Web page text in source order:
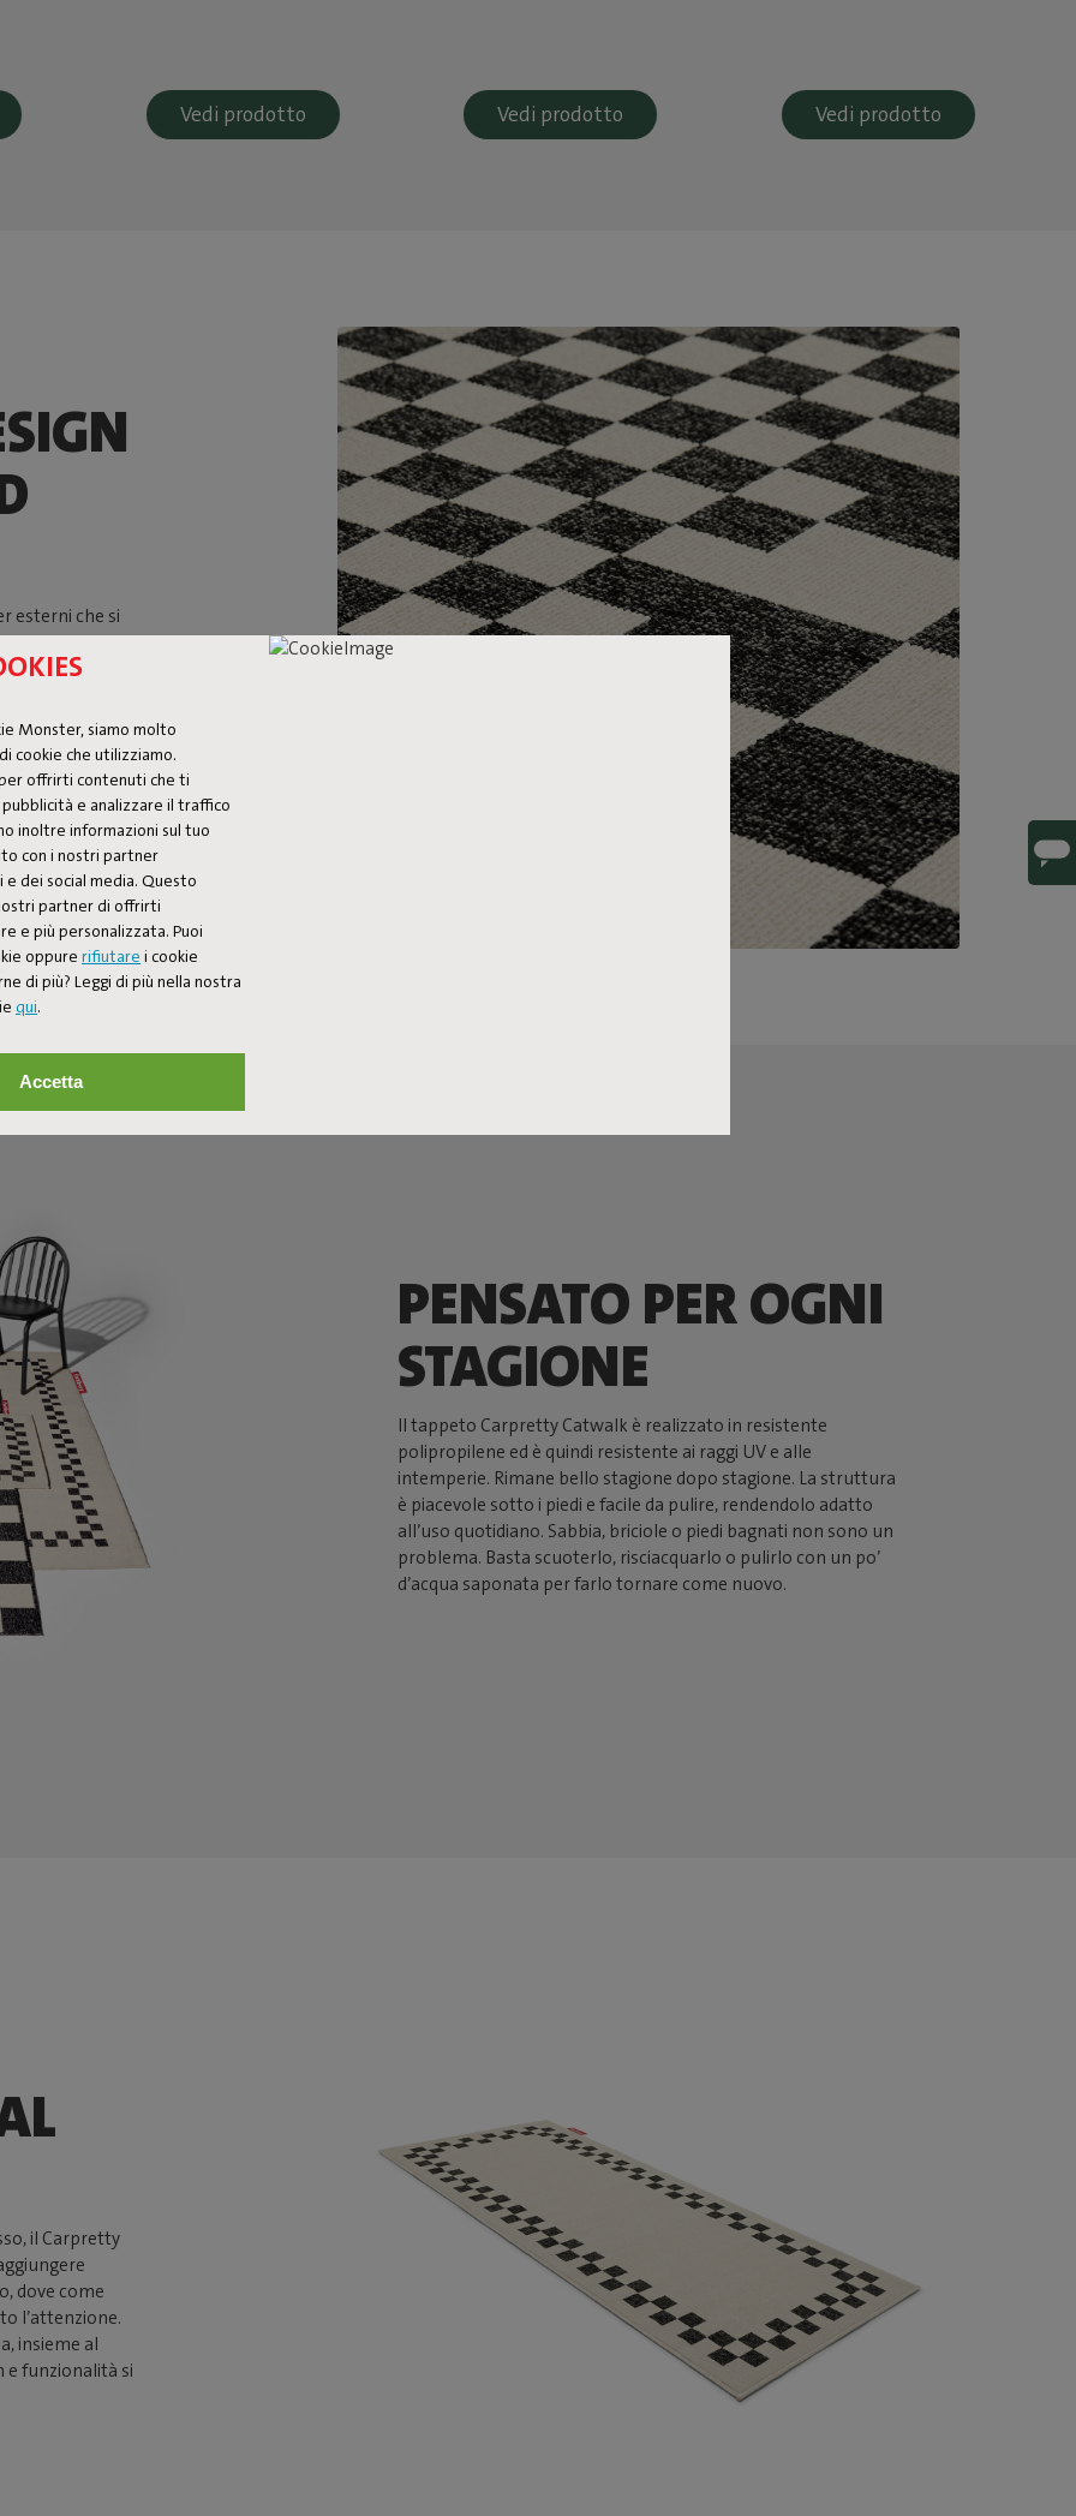
Monster, siamo molto
cookie che utilizziamo.
offrirti contenuti che ti
e analizzare il traffico
inoltre informazioni sul tuo
con i nostri partner
e dei social media. Questo
partner di offrirti
e più personalizzata. Puoi
oppure rifiutare i cookie
di più? Leggi di più nella nostra
qui.
Accetta
Vedi prodotto Vedi prodotto Vedi prodotto
esterni che si
Unisce design
200
stretti, dove
modo collega
alle sue
senza
PENSATO PER OGNI
STAGIONE
Il tappeto Carpretty Catwalk è realizzato in resistente
polipropilene ed è quindi resistente ai raggi UV e alle
intemperie. Rimane bello stagione dopo stagione. La struttura
è piacevole sotto i piedi e facile da pulire, rendendolo adatto
all’uso quotidiano. Sabbia, briciole o piedi bagnati non sono un
problema. Basta scuoterlo, risciacquarlo o pulirlo con un po’
d’acqua saponata per farlo tornare come nuovo.
il Carpretty
dove come
l’attenzione.
insieme al
e funzionalità si